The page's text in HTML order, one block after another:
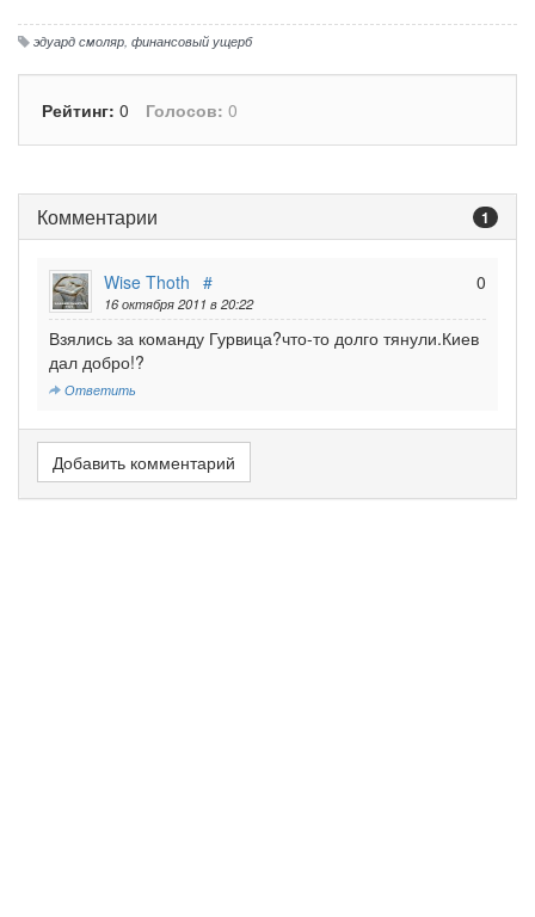
эдуард смоляр, финансовый ущерб
Рейтинг: 0 Голосов: 0
Комментарии 1
0
Wise Thoth #
16 октября 2011 в 20:22
Взялись за команду Гурвица?что-то долго тянули.Киев
дал добро!?
Ответить
Добавить комментарий